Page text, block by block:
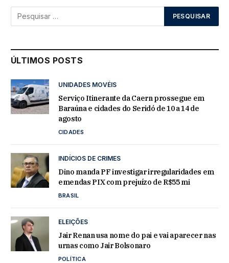
ÚLTIMOS POSTS
UNIDADES MOVÉIS
Serviço Itinerante da Caern prossegue em
Baraúna e cidades do Seridó de 10 a 14 de
agosto
CIDADES
INDÍCIOS DE CRIMES
Dino manda PF investigar irregularidades em
emendas PIX com prejuízo de R$55 mi
BRASIL
ELEIÇÕES
Jair Renan usa nome do pai e vai aparecer nas
urnas como Jair Bolsonaro
POLÍTICA